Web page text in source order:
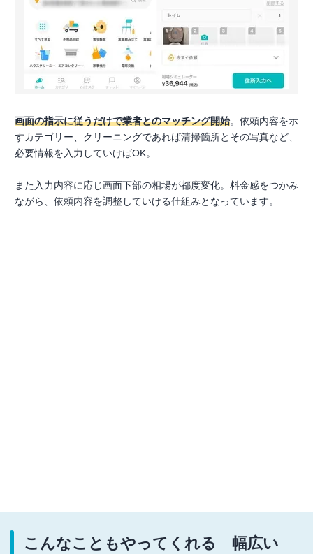
画面の指示に従うだけで業者とのマッチング開始。依頼内容を示
すカテゴリー、クリーニングであれば清掃箇所とその写真など、
必要情報を入力していけばOK。
また入力内容に応じ画面下部の相場が都度変化。料金感をつかみ
ながら、依頼内容を調整していける仕組みとなっています。
こんなこともやってくれる 幅広い